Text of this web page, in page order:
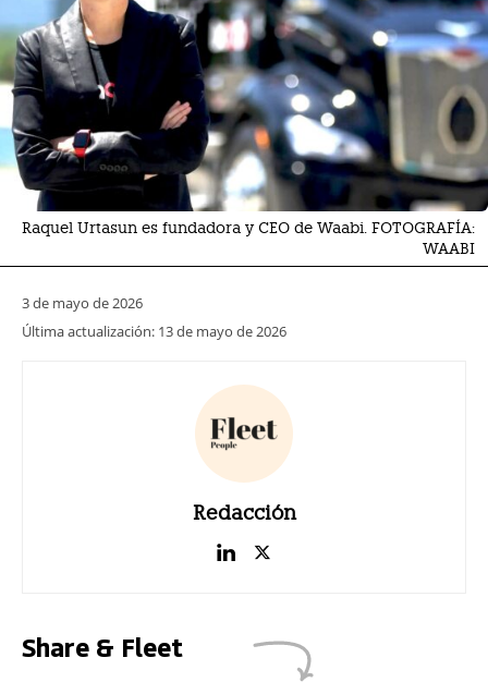
Raquel Urtasun es fundadora y CEO de Waabi. FOTOGRAFÍA:
WAABI
3 de mayo de 2026
Última actualización: 13 de mayo de 2026
Redacción
Share & Fleet